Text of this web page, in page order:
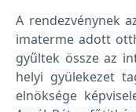
A rendezvénynek
imaterme adott
gyűltek össze az
helyi gyülekezet
elnöksége